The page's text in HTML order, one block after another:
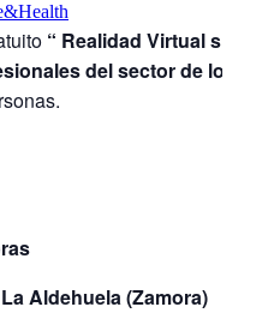
“ Realidad Virtual sin
del sector de los
Aldehuela (Zamora)